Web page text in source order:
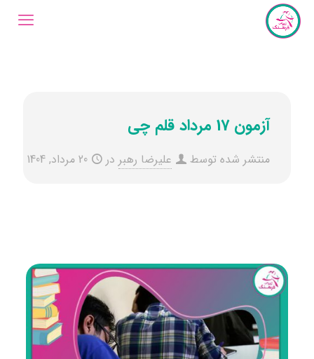
آزمون 17 مرداد قلم‌ چی
منتشر شده توسط علیرضا رهبر در 20 مرداد, 1404